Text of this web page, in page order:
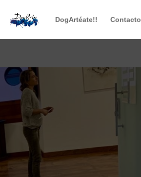
DogArtéate!! Contacto